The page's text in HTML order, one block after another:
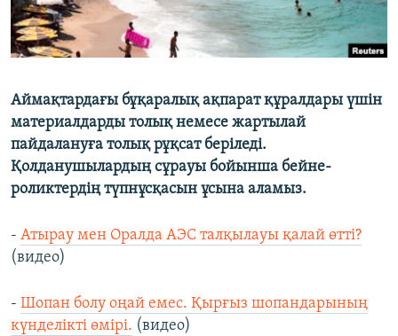
Аймақтардағы бұқаралық ақпарат құралдары үшін
материалдарды толық немесе жартылай
пайдалануға толық рұқсат беріледі.
Қолданушылардың сұрауы бойынша бейне-
роликтердің түпнұсқасын ұсына аламыз.
- Атырау мен Оралда АЭС талқылауы қалай өтті?
(видео)
- Шопан болу оңай емес. Қырғыз шопандарының
күнделікті өмірі. (видео)